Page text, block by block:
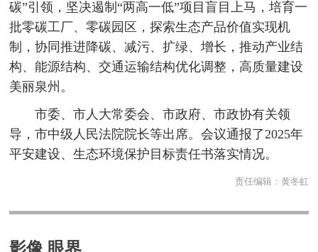
碳”引领，坚决遏制“两高一低”项目盲目上马，培育一
批零碳工厂、零碳园区，探索生态产品价值实现机
制，协同推进降碳、减污、扩绿、增长，推动产业结
构、能源结构、交通运输结构优化调整，高质量建设
美丽泉州。
市委、市人大常委会、市政府、市政协有关领
导，市中级人民法院院长等出席。会议通报了2025年
平安建设、生态环境保护目标责任书落实情况。
责任编辑： 黄冬虹